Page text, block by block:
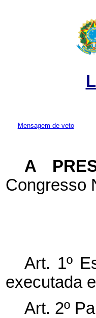
Mensagem de veto
A
Congresso
Art. 1º
executada
Art. 2º